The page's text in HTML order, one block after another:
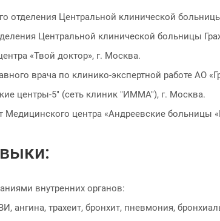
отделения Центральной клинической
Центральной клинической больницы
«Твой доктор», г. Москва.
врача по клинико-экспертной работе АО
центры-5" (сеть клиник "ИММА"), г. Москва.
Медицинского центра «Андреевские больницы
внутренних органов:
ангина, трахеит, бронхит, пневмония,